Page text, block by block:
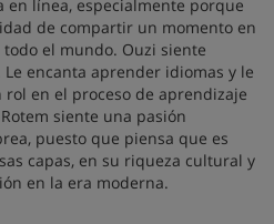
en línea, especialmente porque
de compartir un momento en
el mundo. Ouzi siente
encanta aprender idiomas y le
en el proceso de aprendizaje
siente una pasión
puesto que piensa que es
capas, en su riqueza cultural y
en la era moderna.